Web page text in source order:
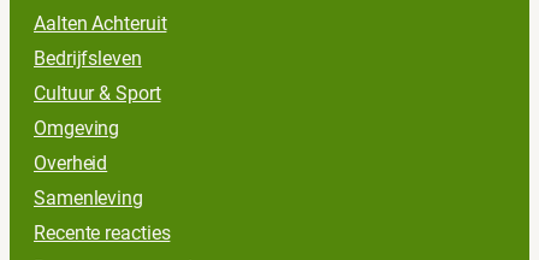
Aalten Achteruit
Bedrijfsleven
Cultuur & Sport
Omgeving
Overheid
Samenleving
Recente reacties